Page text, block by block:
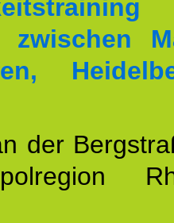
zwischen
der